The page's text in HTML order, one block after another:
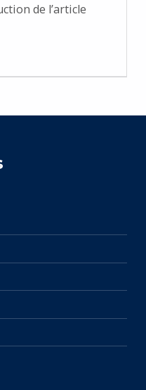
de l’article